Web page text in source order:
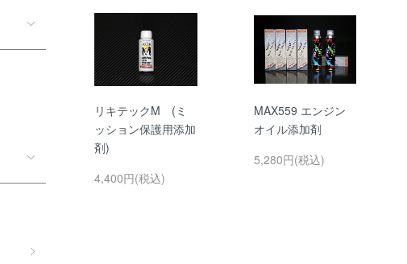
リキテックM (ミ
ッション保護用添加
剤)
4,400円(税込)
MAX559 エンジン
オイル添加剤
5,280円(税込)